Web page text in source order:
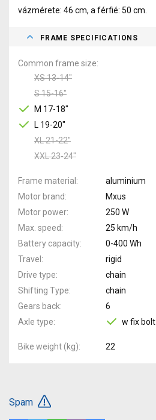
vázmérete: 46 cm, a férfié: 50 cm.
FRAME SPECIFICATIONS
Common frame size
XS 13-14"
S 15-16"
M 17-18"
L 19-20"
XL 21-22"
XXL 23-24"
Frame material
aluminium
Motor brand
Mxus
Motor power
250 W
Max. speed
25 km/h
Battery capacity
0-400 Wh
Travel
rigid
Drive type
chain
Shifting Type
chain
Gears back
6
Axle type
w fix bolt
Bike weight (kg) 22
Spam